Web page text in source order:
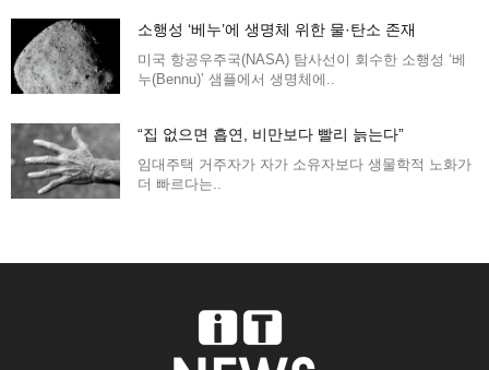
소행성 ‘베누’에 생명체 위한 물·탄소 존재
미국 항공우주국(NASA) 탐사선이 회수한 소행성 ‘베
누(Bennu)’ 샘플에서 생명체에..
“집 없으면 흡연, 비만보다 빨리 늙는다”
임대주택 거주자가 자가 소유자보다 생물학적 노화가
더 빠르다는..